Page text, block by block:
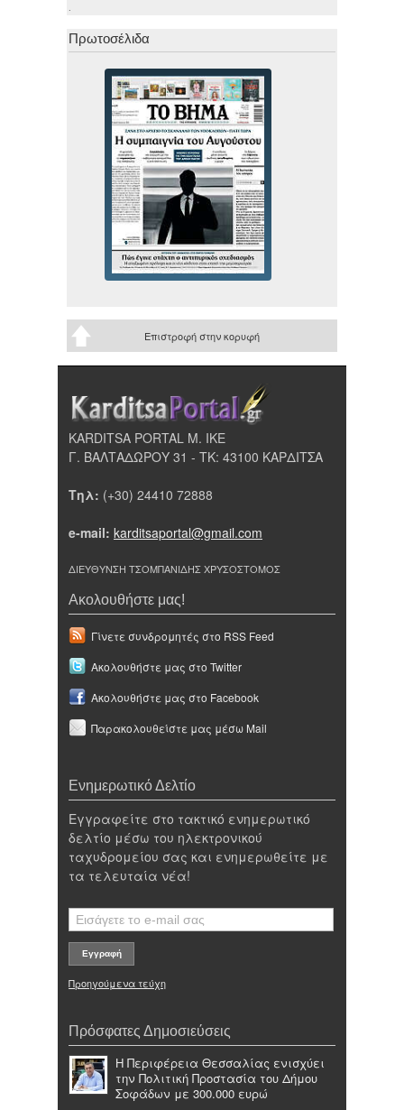
.
Πρωτοσέλιδα
Επιστροφή στην κορυφή
KARDITSA PORTAL Μ. ΙΚΕ
Γ. ΒΑΛΤΑΔΩΡΟΥ 31 - ΤΚ: 43100 ΚΑΡΔΙΤΣΑ
Τηλ: (+30) 24410 72888
e-mail: karditsaportal@gmail.com
ΔΙΕΥΘΥΝΣΗ ΤΣΟΜΠΑΝΙΔΗΣ ΧΡΥΣΟΣΤΟΜΟΣ
Ακολουθήστε μας!
Γίνετε συνδρομητές στο RSS Feed
Ακολουθήστε μας στο Twitter
Ακολουθήστε μας στο Facebook
Παρακολουθείστε μας μέσω Mail
Ενημερωτικό Δελτίο
Εγγραφείτε στο τακτικό ενημερωτικό
δελτίο μέσω του ηλεκτρονικού
ταχυδρομείου σας και ενημερωθείτε με
τα τελευταία νέα!
Προηγούμενα τεύχη
Πρόσφατες Δημοσιεύσεις
Η Περιφέρεια Θεσσαλίας ενισχύει
την Πολιτική Προστασία του Δήμου
Σοφάδων με 300.000 ευρώ